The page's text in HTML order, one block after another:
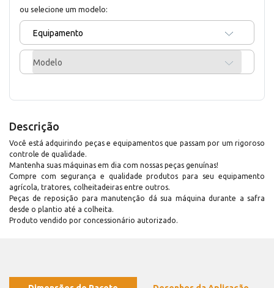
ou selecione um modelo:
Equipamento
Modelo
Descrição
Você está adquirindo peças e equipamentos que passam por um rigoroso
controle de qualidade.
Mantenha suas máquinas em dia com nossas peças genuínas!
Compre com segurança e qualidade produtos para seu equipamento
agrícola, tratores, colheitadeiras entre outros.
Peças de reposição para manutenção dá sua máquina durante a safra
desde o plantio até a colheita.
Produto vendido por concessionário autorizado.